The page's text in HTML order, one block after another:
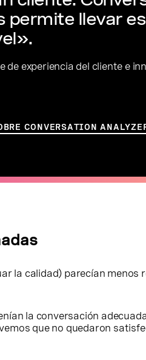
permite llevar
de experiencia del cliente e
CONVERSATION
la calidad) parecían menos
la conversación
que no quedaron